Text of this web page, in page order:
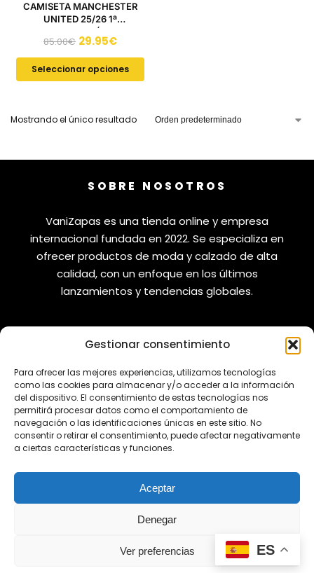
Gestionar consentimiento
Para ofrecer las mejores experiencias, utilizamos tecnologías
como las cookies para almacenar y/o acceder a la información
del dispositivo. El consentimiento de estas tecnologías nos
permitirá procesar datos como el comportamiento de
navegación o las identificaciones únicas en este sitio. No
consentir o retirar el consentimiento, puede afectar negativamente
a ciertas características y funciones.
Aceptar
Denegar
Ver preferencias
CAMISETA MANCHESTER
UNITED 25/26 1ª
EQUIPACIÓN
85.00€ 29.95€
Seleccionar opciones
Mostrando el único resultado
SOBRE NOSOTROS
VaniZapas es una tienda online y empresa
internacional fundada en 2022. Se especializa en
ofrecer productos de moda y calzado de alta
calidad, con un enfoque en los últimos
lanzamientos y tendencias globales.
Envíos
Reembolsos
Cambios y Devoluciones
Aviso Legal
Política de Privacidad
Política de Cookies
REDES SOCIALES
ES
¿Tienes alguna duda?